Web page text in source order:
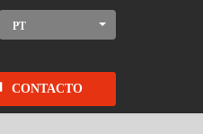
PT
CONTACTO